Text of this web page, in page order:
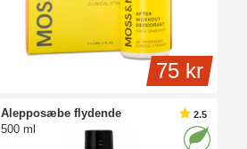
75 kr
Alepposæbe flydende
500 ml
2.5